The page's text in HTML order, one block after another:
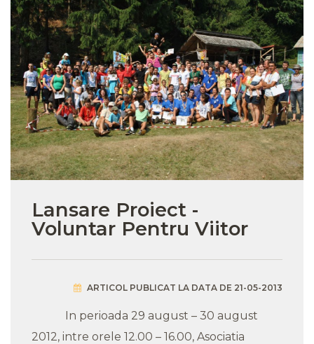
Lansare Proiect -
Voluntar Pentru Viitor
ARTICOL PUBLICAT LA DATA DE 21-05-2013
In perioada 29 august – 30 august
2012, intre orele 12.00 – 16.00, Asociatia